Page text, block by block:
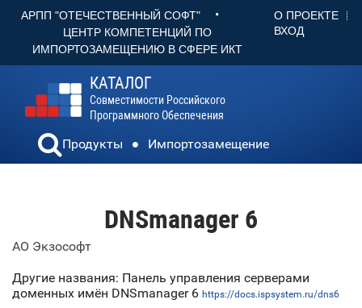
АРПП "ОТЕЧЕСТВЕННЫЙ СОФТ" •
ЦЕНТР КОМПЕТЕНЦИЙ ПО
ИМПОРТОЗАМЕЩЕНИЮ В СФЕРЕ ИКТ
О ПРОЕКТЕ
ВХОД
КАТАЛОГ
Совместимости Российского
Программного Обеспечения
Продукты Импортозамещение
DNSmanager 6
АО Экзософт
Другие названия: Панель управления серверами
доменных имён DNSmanager 6 https://docs.ispsystem.ru/dns6